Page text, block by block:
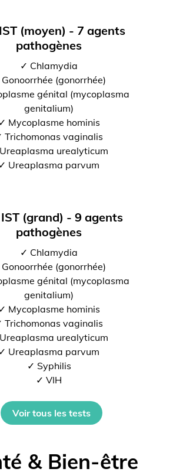
(moyen) - 7 agents
pathogènes
✓ Chlamydia
(gonorrhée)
génital (mycoplasma
genitalium)
✓ Mycoplasme hominis
Trichomonas vaginalis
urealyticum
✓ Ureaplasma parvum
(grand) - 9 agents
pathogènes
✓ Chlamydia
(gonorrhée)
génital (mycoplasma
genitalium)
✓ Mycoplasme hominis
Trichomonas vaginalis
urealyticum
✓ Ureaplasma parvum
✓ Syphilis
✓ VIH
Voir tous les tests
& Bien-être